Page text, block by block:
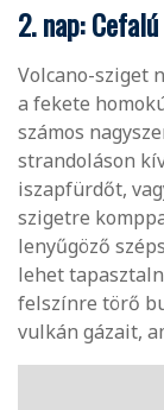
2. nap:
Volcano-sziget
a fekete
számos
strandoláson
iszapfürdőt,
szigetre
lenyűgöző
lehet
felszínre törő
vulkán gázait,